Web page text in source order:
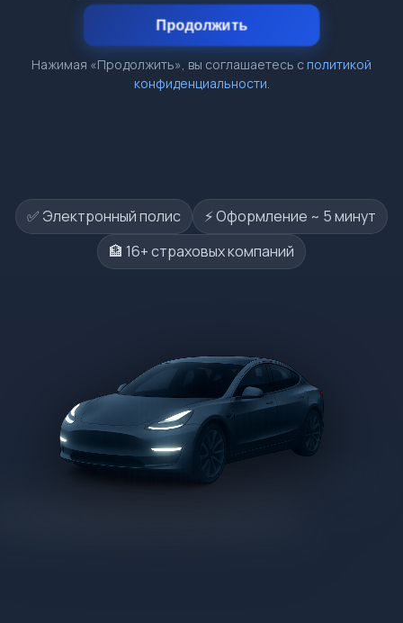
Продолжить
Нажимая «Продолжить», вы соглашаетесь сполитикой
конфиденциальности.
✅ Электронный полис
⚡️ Оформление ~ 5 минут
🏦 16+ страховых компаний